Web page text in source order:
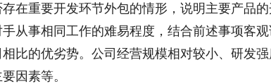
在重要开发环节外包的情形，说明主要产品
从事相同工作的难易程度，结合前述事项客
比的优劣势。公司经营规模相对较小、研发
因素等。